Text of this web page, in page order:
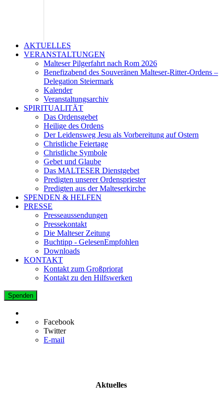
AKTUELLES
VERANSTALTUNGEN
Malteser Pilgerfahrt nach Rom 2026
Benefizabend des Souveränen Malteser-Ritter-Ordens –
Delegation Steiermark
Kalender
Veranstaltungsarchiv
SPIRITUALITÄT
Das Ordensgebet
Heilige des Ordens
Der Leidensweg Jesu als Vorbereitung auf Ostern
Christliche Feiertage
Christliche Symbole
Gebet und Glaube
Das MALTESER Dienstgebet
Predigten unserer Ordenspriester
Predigten aus der Malteserkirche
SPENDEN & HELFEN
PRESSE
Presseaussendungen
Pressekontakt
Die Malteser Zeitung
Buchtipp - GelesenEmpfohlen
Downloads
KONTAKT
Kontakt zum Großpriorat
Kontakt zu den Hilfswerken
Spenden
Facebook
Twitter
E-mail
Aktuelles